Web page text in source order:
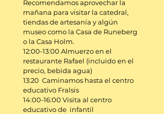
Recomendamos aprovechar la
mañana para visitar la catedral,
tiendas de artesanía y algún
museo como la Casa de Runeberg
o la Casa Holm.
12:00-13:00 Almuerzo en el
restaurante Rafael (incluido en el
precio, bebida agua)
13:20 Caminamos hasta el centro
educativo Fralsis
14:00-16:00 Visita al centro
educativo de infantil